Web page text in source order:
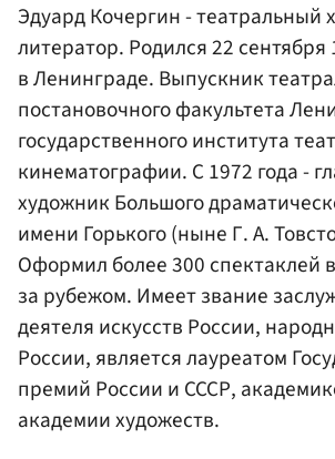
Эдуард Кочергин - театральный
литератор. Родился 22 сентября
в Ленинграде. Выпускник
постановочного факультета
государственного института
кинематографии. С 1972 года -
художник Большого
имени Горького (ныне Г. А.
Оформил более 300 спектаклей
за рубежом. Имеет звание
деятеля искусств России,
России, является лауреатом
премий России и СССР,
академии художеств.